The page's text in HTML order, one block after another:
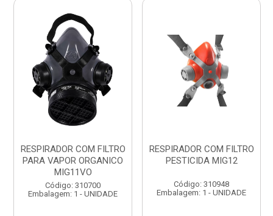
RESPIRADOR COM FILTRO
PARA VAPOR ORGANICO
MIG11VO
Código: 310700
Embalagem: 1 - UNIDADE
RESPIRADOR COM FILTRO
PESTICIDA MIG12
Código: 310948
Embalagem: 1 - UNIDADE